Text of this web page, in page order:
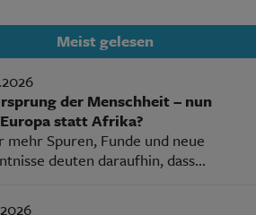
Meist gelesen
der Menschheit – nun
statt Afrika?
mehr Spuren, Funde und neue
deuten daraufhin, dass...